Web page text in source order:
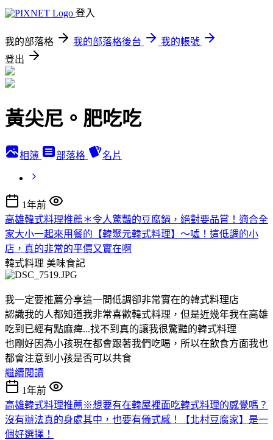
登入
我的部落格 我的部落格後台
我的帳號
登出
黃尖尼。肥吃吃
相簿 部落格 名片
1年前
高雄韓式料理推薦＊令人驚豔的豆腐鍋，絕對要品嘗！適合全
家大小一起來用餐的【韓聚元韓式料理】～噓！這低調的小
店，真的非常的平價又實在啊
韓式料理 美味食記
我一定要推薦分享這一間低調卻非常實在的韓式料理店
認識我的人都知道我非常喜歡韓式料理，但是近幾年我在高雄
吃到已經有點麻痺...找不到真的讓我很驚豔的韓式料理
也剛好因為小孩現在都會跟著我們吃喝，所以在飲食方面我也
都會注意到小孩是否可以共食
繼續閱讀
1年前
高雄韓式料理推薦※想要有在韓屋裡面吃韓式料理的感覺嗎？
沒有辦法真的身處其中，也要有儀式感！【北村豆腐家】是一
個好選擇！